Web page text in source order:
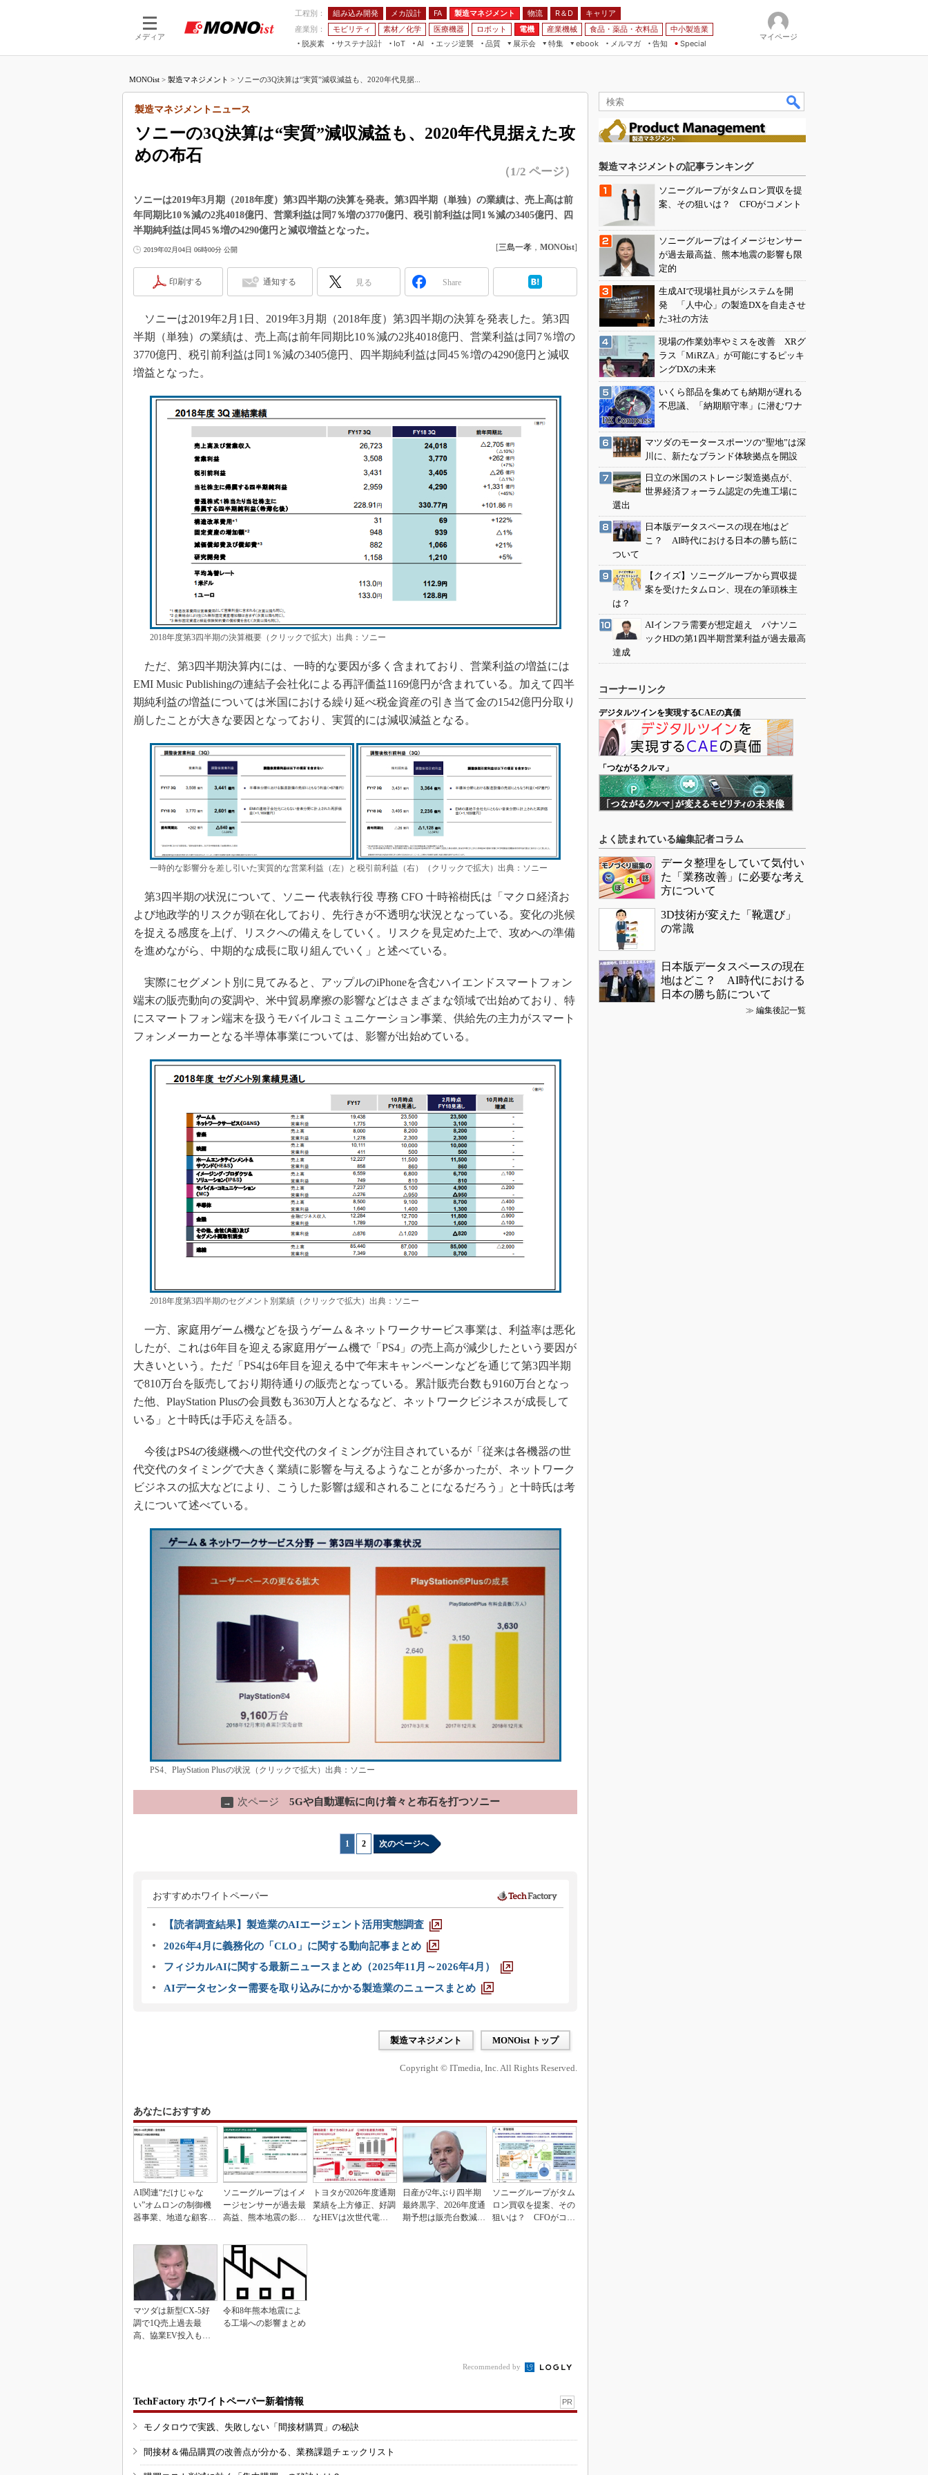
メディア
工程別： 組み込み開発 メカ設計 FA 製造マネジメント 物流 R＆D
キャリア
産業別：
モビリティ 素材／化学 医療機器 ロボット 電機 産業機械 食品・薬品・衣料品
中小製造業
脱炭素
サステナ設計
IoT
つながる工場
AI
AI×設備保全
エッジ逆襲 品質
展示会
JIMTOF
IIFES
TECHNO-FRONTIER
人テク展
日本ものづくりワールド
産業オープンネット展
特集
つながるクルマ
組み込みモデリング
3Dプリンタ
デジタルツインとCAE
S＆OP
イノベーション
製造業ビッグデータ
メイドインジャパン
植物工場
知財マネジメント
海外生産
グローバル設計・開発
制御セキュリティ
ebook
メルマガ
告知 Special
マイページ
MONOist > 製造マネジメント > ソニーの3Q決算は“実質”減収減益も、2020年代見据...
ソニーの3Q決算は“実質”減収減益も、2020年代見据えた攻
めの布石
製造マネジメントニュース
（1/2 ページ）
ソニーは2019年3月期（2018年度）第3四半期の決算を発表。第3四半期（単独）の業績は、売上高は前
年同期比10％減の2兆4018億円、営業利益は同7％増の3770億円、税引前利益は同1％減の3405億円、四
半期純利益は同45％増の4290億円と減収増益となった。
2019年02月04日 06時00分 公開 [三島一孝 ， MONOist]
印刷する 通知する 見る Share
ソニーは2019年2月1日、2019年3月期（2018年度）第3四半期の決算を発表した。第3四
半期（単独）の業績は、売上高は前年同期比10％減の2兆4018億円、営業利益は同7％増の
3770億円、税引前利益は同1％減の3405億円、四半期純利益は同45％増の4290億円と減収
増益となった。
2018年度第3四半期の決算概要（クリックで拡大）出典：ソニー
ただ、第3四半期決算内には、一時的な要因が多く含まれており、営業利益の増益には
EMI Music Publishingの連結子会社化による再評価益1169億円が含まれている。加えて四半
期純利益の増益については米国における繰り延べ税金資産の引き当て金の1542億円分取り
崩したことが大きな要因となっており、実質的には減収減益となる。
一時的な影響分を差し引いた実質的な営業利益（左）と税引前利益（右）（クリックで拡大）出典：ソニー
第3四半期の状況について、ソニー 代表執行役 専務 CFO 十時裕樹氏は「マクロ経済お
よび地政学的リスクが顕在化しており、先行きが不透明な状況となっている。変化の兆候
を捉える感度を上げ、リスクへの備えをしていく。リスクを見定めた上で、攻めへの準備
を進めながら、中期的な成長に取り組んでいく」と述べている。
実際にセグメント別に見てみると、アップルのiPhoneを含むハイエンドスマートフォン
端末の販売動向の変調や、米中貿易摩擦の影響などはさまざまな領域で出始めており、特
にスマートフォン端末を扱うモバイルコミュニケーション事業、供給先の主力がスマート
フォンメーカーとなる半導体事業については、影響が出始めている。
2018年度第3四半期のセグメント別業績（クリックで拡大）出典：ソニー
一方、家庭用ゲーム機などを扱うゲーム＆ネットワークサービス事業は、利益率は悪化
したが、これは6年目を迎える家庭用ゲーム機で「PS4」の売上高が減少したという要因が
大きいという。ただ「PS4は6年目を迎える中で年末キャンペーンなどを通じて第3四半期
で810万台を販売しており期待通りの販売となっている。累計販売台数も9160万台となっ
た他、PlayStation Plusの会員数も3630万人となるなど、ネットワークビジネスが成長して
いる」と十時氏は手応えを語る。
今後はPS4の後継機への世代交代のタイミングが注目されているが「従来は各機器の世
代交代のタイミングで大きく業績に影響を与えるようなことが多かったが、ネットワーク
ビジネスの拡大などにより、こうした影響は緩和されることになるだろう」と十時氏は考
えについて述べている。
PS4、PlayStation Plusの状況（クリックで拡大）出典：ソニー
→ 次ページ 5Gや自動運転に向け着々と布石を打つソニー
1 2 次のページへ
おすすめホワイトペーパー
【読者調査結果】製造業のAIエージェント活用実態調査
2026年4月に義務化の「CLO」に関する動向記事まとめ
フィジカルAIに関する最新ニュースまとめ（2025年11月～2026年4月）
AIデータセンター需要を取り込みにかかる製造業のニュースまとめ
製造マネジメント MONOist トップ
Copyright © ITmedia, Inc. All Rights Reserved.
あなたにおすすめ
AI関連“だけじゃな
い”オムロンの制御機
器事業、地道な顧客基
ソニーグループはイメ
ージセンサーが過去最
高益、熊本地震の影響
トヨタが2026年度通期
業績を上方修正、好調
なHEVは次世代電池
日産が2年ぶり四半期
最終黒字、2026年度通
期予想は販売台数減も
ソニーグループがタム
ロン買収を提案、その
狙いは？ CFOがコメ
マツダは新型CX-5好
調で1Q売上過去最
高、協業EV投入も通
令和8年熊本地震によ
る工場への影響まとめ
Recommended by
TechFactory ホワイトペーパー新着情報 PR
モノタロウで実践、失敗しない「間接材購買」の秘訣
間接材＆備品購買の改善点が分かる、業務課題チェックリスト
製造マネジメントの記事ランキング
ソニーグループがタムロン買収を提
案、その狙いは？ CFOがコメント
ソニーグループはイメージセンサー
が過去最高益、熊本地震の影響も限
定的
生成AIで現場社員がシステムを開
発 「人中心」の製造DXを自走させ
た3社の方法
現場の作業効率やミスを改善 XRグ
ラス「MiRZA」が可能にするピッキ
ングDXの未来
いくら部品を集めても納期が遅れる
不思議、「納期順守率」に潜むワナ
マツダのモータースポーツの“聖地”は深
川に、新たなブランド体験拠点を開設
日立の米国のストレージ製造拠点が、
世界経済フォーラム認定の先進工場に
選出
日本版データスペースの現在地はど
こ？ AI時代における日本の勝ち筋に
ついて
【クイズ】ソニーグループから買収提
案を受けたタムロン、現在の筆頭株主
は？
AIインフラ需要が想定超え パナソニ
ックHDの第1四半期営業利益が過去最高
達成
コーナーリンク
デジタルツインを実現するCAEの真価
「つながるクルマ」
よく読まれている編集記者コラム
データ整理をしていて気付い
た「業務改善」に必要な考え
方について
3D技術が変えた「靴選び」
の常識
日本版データスペースの現在
地はどこ？ AI時代における
日本の勝ち筋について
≫ 編集後記一覧